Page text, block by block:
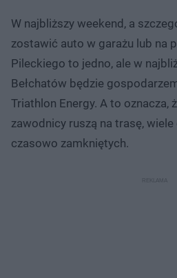
W najbliższy weekend, a
zostawić auto w garażu lub na
Pileckiego to jedno, ale w
Bełchatów będzie
Triathlon Energy. A to oznacza,
zawodnicy ruszą na trasę,
czasowo zamkniętych.